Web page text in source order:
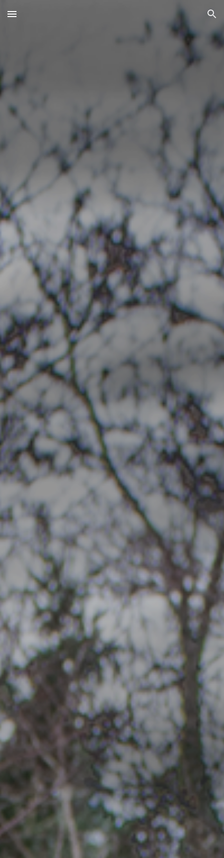
Skip to main content Skip to navigation